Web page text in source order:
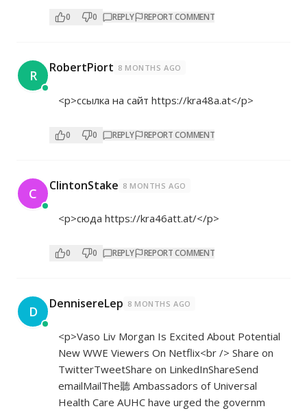
0 0 REPLY REPORT COMMENT
R RobertPiort 8 MONTHS AGO
<p>ссылка на сайт https://kra48a.at</p>
0 0 REPLY REPORT COMMENT
C ClintonStake 8 MONTHS AGO
<p>сюда https://kra46att.at/</p>
0 0 REPLY REPORT COMMENT
D DennisereLep 8 MONTHS AGO
<p>Vaso Liv Morgan Is Excited About Potential
New WWE Viewers On Netflix<br /> Share on
TwitterTweetShare on LinkedInShareSend
emailMailThe聽 Ambassadors of Universal
Health Care AUHC have urged the governm